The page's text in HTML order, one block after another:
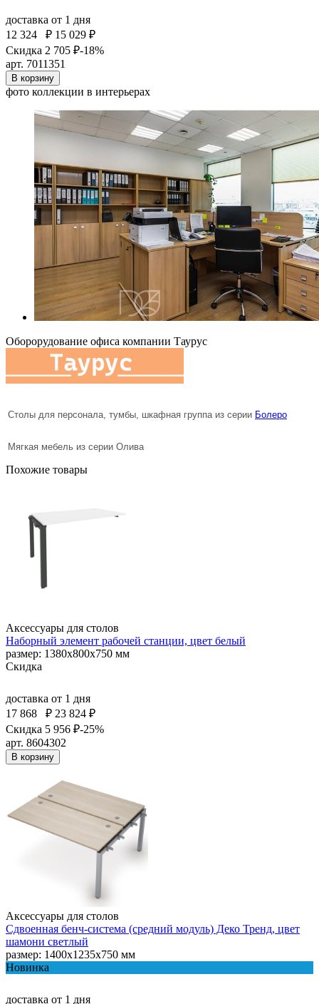
доставка от 1 дня
12 324
₽ 15 029 ₽
Скидка 2 705 ₽-18%
арт. 7011351
В корзину
фото коллекции в интерьерах
Оборорудование офиса компании Таурус
Столы для персонала, тумбы, шкафная группа из серии Болеро
Мягкая мебель из серии Олива
Похожие товары
Аксессуары для столов
Наборный элемент рабочей станции, цвет белый
размер: 1380х800х750 мм
Скидка
доставка от 1 дня
17 868
₽ 23 824 ₽
Скидка 5 956 ₽-25%
арт. 8604302
В корзину
Аксессуары для столов
Сдвоенная бенч-система (средний модуль) Деко Тренд, цвет
шамони светлый
размер: 1400х1235х750 мм
Новинка
доставка от 1 дня